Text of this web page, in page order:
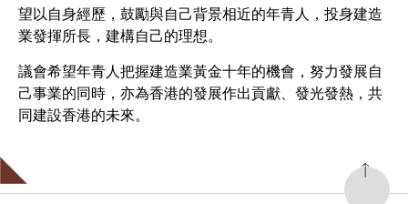
望以自身經歷，鼓勵與自己背景相近的年青人，投身建造
業發揮所長，建構自己的理想。
議會希望年青人把握建造業黃金十年的機會，努力發展自
己事業的同時，亦為香港的發展作出貢獻、發光發熱，共
同建設香港的未來。